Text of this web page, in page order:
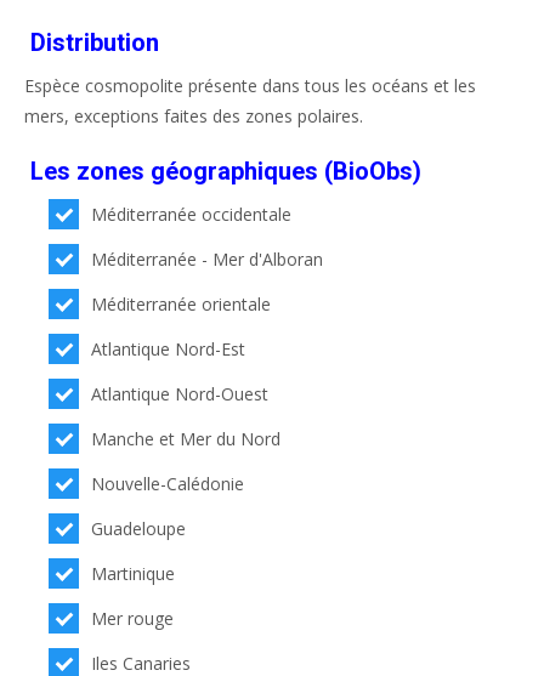
Distribution
Espèce cosmopolite présente dans tous les océans et les
mers, exceptions faites des zones polaires.
Les zones géographiques (BioObs)
Méditerranée occidentale
Méditerranée - Mer d'Alboran
Méditerranée orientale
Atlantique Nord-Est
Atlantique Nord-Ouest
Manche et Mer du Nord
Nouvelle-Calédonie
Guadeloupe
Martinique
Mer rouge
Iles Canaries